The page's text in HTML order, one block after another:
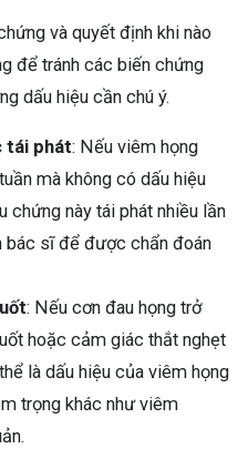
và quyết định khi nào
để tránh các biến chứng
dấu hiệu cần chú ý.
tái phát: Nếu viêm họng
mà không có dấu hiệu
chứng này tái phát nhiều lần
bác sĩ để được chẩn đoán
: Nếu cơn đau họng trở
hoặc cảm giác thắt nghẹt
là dấu hiệu của viêm họng
trọng khác như viêm